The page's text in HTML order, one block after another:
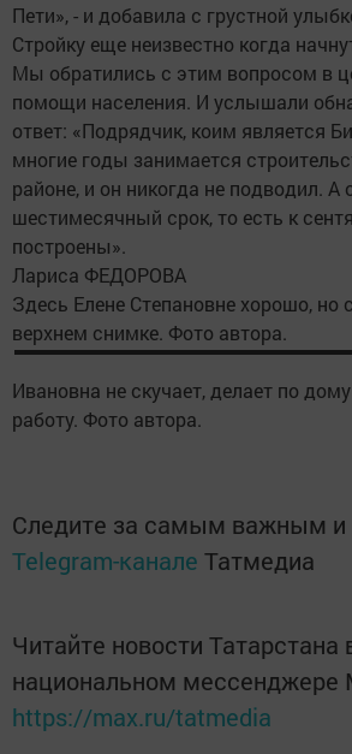
Пети», - и добавила с грустной
Стройку еще неизвестно когда
Мы обратились с этим вопросом в
помощи населения. И услышали
ответ: «Подрядчик, коим является
многие годы занимается
районе, и он никогда не подводил. А
шестимесячный срок, то есть к
построены».
Лариса ФЕДОРОВА
Здесь Елене Степановне хорошо,
верхнем снимке. Фото автора.
Ивановна не скучает, делает по
работу. Фото автора.
Следите за самым важным и
Telegram-канале Татмедиа
Читайте новости Татарстана
национальном мессенджере
https://max.ru/tatmedia